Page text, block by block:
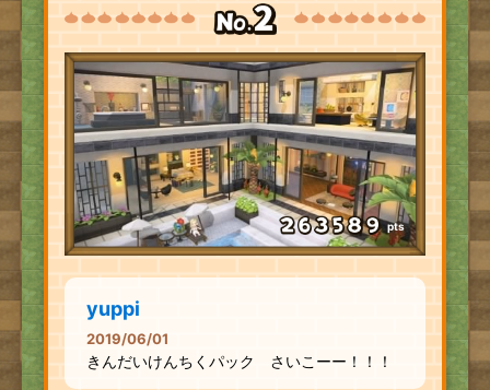
pts
yuppi
2019/06/01
きんだいけんちくパック さいこーー！！！